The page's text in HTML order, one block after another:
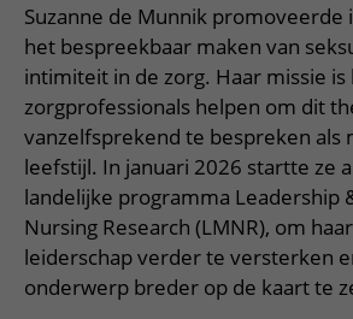
Suzanne de Munnik
het bespreekbaar maken van
intimiteit in de zorg. Haar missie is
zorgprofessionals helpen om dit
vanzelfsprekend te bespreken als
leefstijl. In januari 2026 startte ze
landelijke programma Leadership
Nursing Research (LMNR), om
leiderschap verder te versterken
onderwerp breder op de kaart te